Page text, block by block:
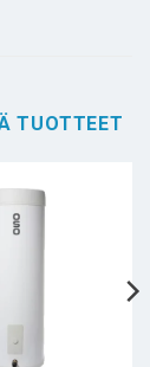
TUOTTEET